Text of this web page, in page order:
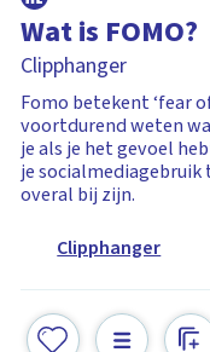
Wat is FOMO?
Clipphanger
Fomo betekent ‘fear
voortdurend weten
je als je het gevoel
je socialmediagebruik
overal bij zijn.
Clipphanger